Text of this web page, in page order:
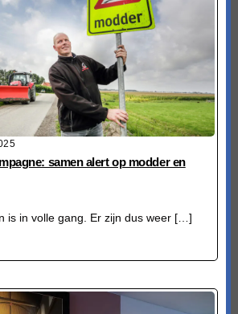
samen alert op modder en
is in volle gang. Er zijn dus weer […]